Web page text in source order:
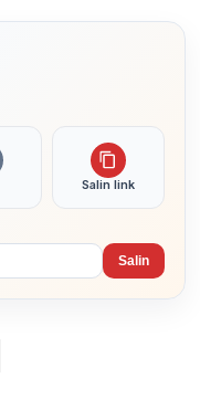
Salin link
Salin